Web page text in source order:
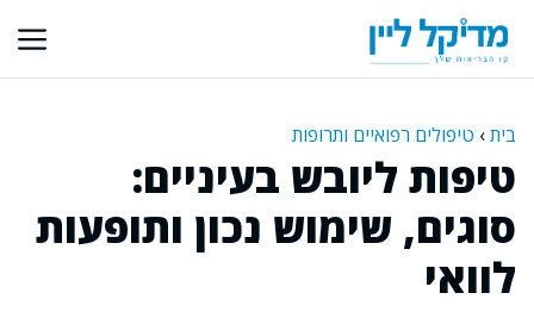
לתוכן
בית› טיפולים רפואיים ותרופות
טיפות ליובש בעיניים:
סוגים, שימוש נכון ותופעות
לוואי